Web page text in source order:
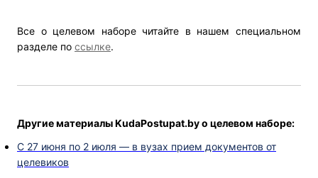
Все о целевом наборе читайте в нашем специальном
разделе по ссылке.
Другие материалы KudaPostupat.by о целевом наборе:
С 27 июня по 2 июля — в вузах прием документов от
целевиков